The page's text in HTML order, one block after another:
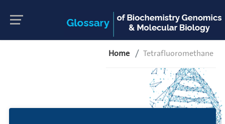
Home Tetrafluoromethane